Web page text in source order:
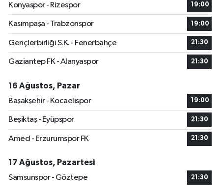
Konyaspor - Rizespor
19:00
Kasımpaşa - Trabzonspor 19:00
Gençlerbirliği S.K. - Fenerbahçe 21:30
Gaziantep FK - Alanyaspor 21:30
16 Ağustos, Pazar
Başakşehir - Kocaelispor
19:00
Beşiktaş - Eyüpspor 21:30
Amed - Erzurumspor FK 21:30
17 Ağustos, Pazartesi
Samsunspor - Göztepe
21:30